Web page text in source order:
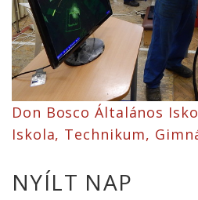
Don Bosco Általános
Iskola, Technikum,
NYÍLT NAP